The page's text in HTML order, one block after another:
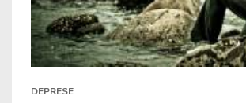
DEPRESE